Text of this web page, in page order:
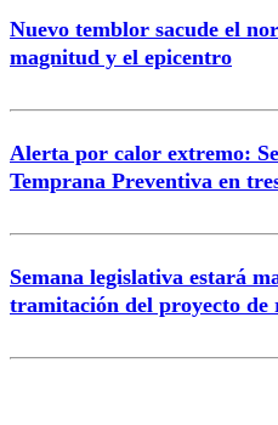
Nuevo temblor sacude el
magnitud y el epicentro
Alerta por calor extremo:
Temprana Preventiva en
Semana legislativa estará
tramitación del proyecto de